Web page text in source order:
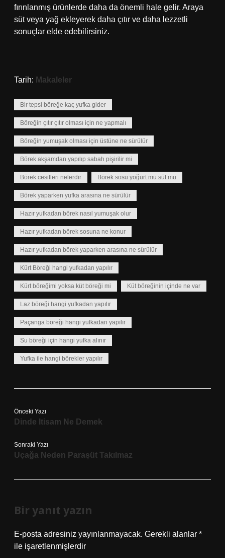
fırınlanmış ürünlerde daha da önemli hale gelir. Araya
süt veya yağ ekleyerek daha çıtır ve daha lezzetli
sonuçlar elde edebilirsiniz.
Tarih: Makaleler
Bir tepsi böreğe kaç yufka gider
Böreğin çıtır çıtır olması için ne yapmalı
Böreğin yumuşak olması için üstüne ne sürülür
Börek akşamdan yapılıp sabah pişirilir mi
Börek cesitleri nelerdir Börek sosu yoğurt mu süt mu
Börek yaparken yufka arasına ne sürülür
Hazır yufkadan börek nasıl yumuşak olur
Hazır yufkadan börek sosuna ne konur
Hazır yufkadan börek yaparken arasına ne sürülür
Kürt Böreği hangi yufkadan yapılır
Kürt böreğimi yoksa küt böreği mi Küt böreğinin içinde ne var
Laz böreği hangi yufkadan yapılır
Paçanga böreği hangi yufkadan yapılır
Su böreği için hangi yufka alınır
Yufka ile hangi börekler yapılır
Önceki Yazı
Dinde Itisam Ne Demek
Sonraki Yazı
Uçağa Neden Paraşüt Takılmaz
Bir yanıt yazın
E-posta adresiniz yayınlanmayacak. Gerekli alanlar *
ile işaretlenmişlerdir